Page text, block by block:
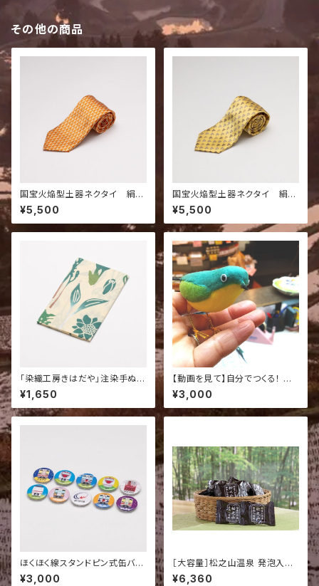
その他の商品
国宝火焔型土器ネクタイ 絹10
0％ 61K
¥5,500
国宝火焔型土器ネクタイ 絹10
0％ 212E
¥5,500
「染織工房きはだや」注染手ぬぐ
い（山菜）
¥1,650
【動画を見て】自分でつくる！ 野
鳥こけし工作キット
¥3,000
ほくほく線スタンドピン式缶バッ
ジ10種セット 【北越急行オリジ
¥3,000
［大容量］松之山温泉 発泡入浴
錠 30個セット｜毎日の湯浴み
¥6,360